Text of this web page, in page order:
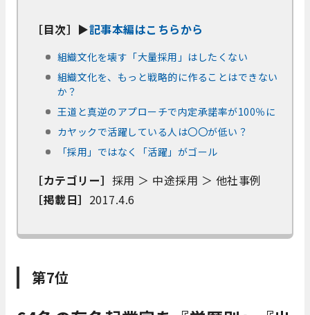
［目次］▶記事本編はこちらから
組織文化を壊す「大量採用」はしたくない
組織文化を、もっと戦略的に作ることはできない
か？
王道と真逆のアプローチで内定承諾率が100％に
カヤックで活躍している人は〇〇が低い？
「採用」ではなく「活躍」がゴール
［カテゴリー］ 採用 ＞ 中途採用 ＞ 他社事例
［掲載日］ 2017.4.6
第7位